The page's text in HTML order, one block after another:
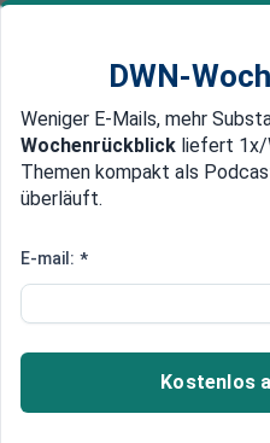
Newsticker MEIN DWN:
Edelmetalle DWN-
Maue Geschäfte
Daimler
Nordamerika
Daimler setzt in
DWN-
Weniger E-Mails, mehr
Wochenrückblick liefert
Themen kompakt als
überläuft.
E-mail: *
Kostenlos